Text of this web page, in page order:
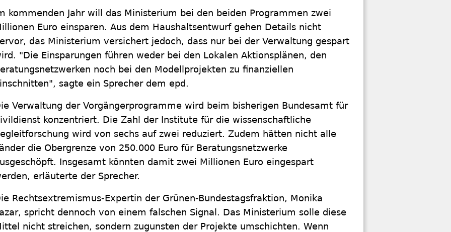
kommenden Jahr will das Ministerium bei den beiden Programmen zwei
Euro einsparen. Aus dem Haushaltsentwurf gehen Details nicht
das Ministerium versichert jedoch, dass nur bei der Verwaltung gespart
"Die Einsparungen führen weder bei den Lokalen Aktionsplänen, den
noch bei den Modellprojekten zu finanziellen
sagte ein Sprecher dem epd.
Verwaltung der Vorgängerprogramme wird beim bisherigen Bundesamt für
konzentriert. Die Zahl der Institute für die wissenschaftliche
wird von sechs auf zwei reduziert. Zudem hätten nicht alle
die Obergrenze von 250.000 Euro für Beratungsnetzwerke
Insgesamt könnten damit zwei Millionen Euro eingespart
erläuterte der Sprecher.
Rechtsextremismus-Expertin der Grünen-Bundestagsfraktion, Monika
spricht dennoch von einem falschen Signal. Das Ministerium solle diese
nicht streichen, sondern zugunsten der Projekte umschichten. Wenn